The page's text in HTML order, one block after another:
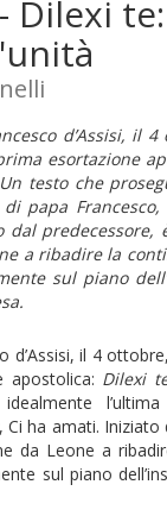
Dilexi
d’Assisi, il 4
esortazione
Un testo che
papa Francesco,
dal predecessore,
a ribadire la
sul piano
d’Assisi, il 4
apostolica: Dilexi
Ci ha amati. Iniziato
da Leone a
sul piano